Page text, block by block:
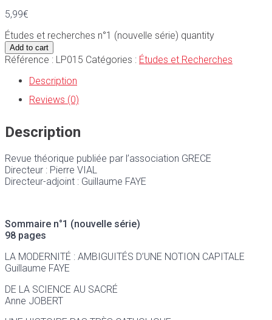
5,99€
Études et recherches n°1 (nouvelle série) quantity
Add to cart
Référence : LP015 Catégories : Études et Recherches
Description
Reviews (0)
Description
Revue théorique publiée par l’association GRECE
Directeur : Pierre VIAL
Directeur-adjoint : Guillaume FAYE
Sommaire n°1 (nouvelle série)
98 pages
LA MODERNITÉ : AMBIGUITÉS D’UNE NOTION CAPITALE
Guillaume FAYE
DE LA SCIENCE AU SACRÉ
Anne JOBERT